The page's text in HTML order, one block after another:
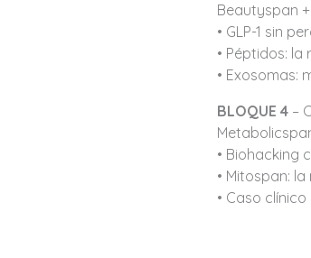
Beautyspan
• GLP-1 sin
• Péptidos: la
• Exosomas:
BLOQUE 4 –
• Biohacking
• Mitospan:
• Caso